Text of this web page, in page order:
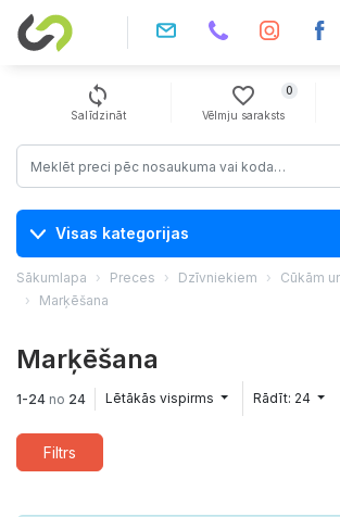
sync
Salīdzināt
favorite_border
Vēlmju saraksts
0
Visas kategorijas
Sākumlapa Preces Dzīvniekiem
Cūkām
Marķēšana
Marķēšana
1-24 no 24 Lētākās vispirms Rādīt: 24
Filtrs